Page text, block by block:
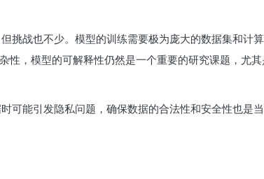
挑战也不少。模型的训练需要极为庞大的数据集和计
性，模型的可解释性仍然是一个重要的研究课题，尤
可能引发隐私问题，确保数据的合法性和安全性也是